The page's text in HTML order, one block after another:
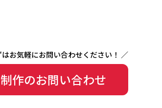
制作のお問い合わせ